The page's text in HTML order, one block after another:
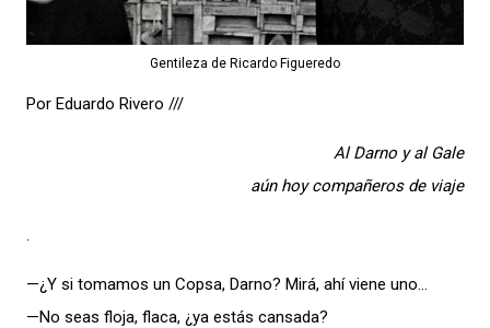
Gentileza de Ricardo Figueredo
Por Eduardo Rivero ///
Al Darno y al Gale
aún hoy compañeros de viaje
.
—¿Y si tomamos un Copsa, Darno? Mirá, ahí viene uno…
—No seas floja, flaca, ¿ya estás cansada?